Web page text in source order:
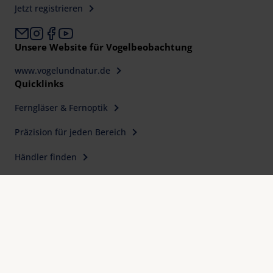
Jetzt registrieren
Unsere Website für Vogelbeobachtung
www.vogelundnatur.de
Quicklinks
Ferngläser & Fernoptik
Präzision für jeden Bereich
Händler finden